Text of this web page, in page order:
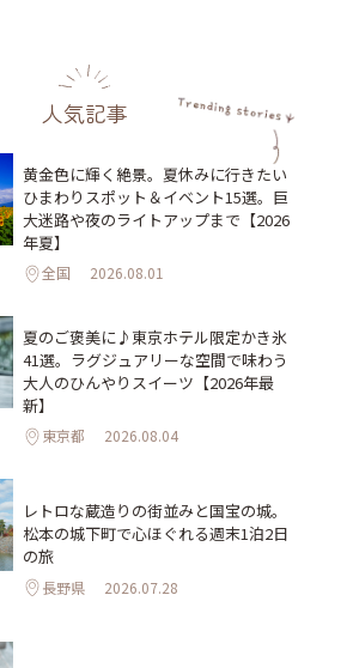
人気記事
黄金色に輝く絶景。夏休みに行きたい
ひまわりスポット＆イベント15選。巨
大迷路や夜のライトアップまで【2026
年夏】
全国 2026.08.01
夏のご褒美に♪東京ホテル限定かき氷
41選。ラグジュアリーな空間で味わう
大人のひんやりスイーツ【2026年最
新】
東京都 2026.08.04
レトロな蔵造りの街並みと国宝の城。
松本の城下町で心ほぐれる週末1泊2日
の旅
長野県 2026.07.28